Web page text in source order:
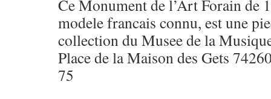
Ce Monument de l’Art Forain de
modele francais connu, est une
collection du Musee de la
Place de la Maison des Gets
75